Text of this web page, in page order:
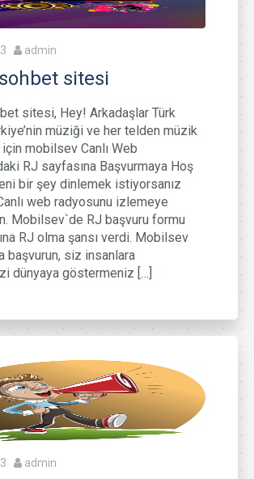
admin
sitesi
sitesi, Hey! Arkadaşlar Türk
müziği ve her telden müzik
mobilsev Canlı Web
RJ sayfasına Başvurmaya Hoş
bir şey dinlemek istiyorsanız
web radyosunu izlemeye
Mobilsev`de RJ başvuru formu
RJ olma şansı verdi. Mobilsev
başvurun, siz insanlara
dünyaya göstermeniz […]
admin